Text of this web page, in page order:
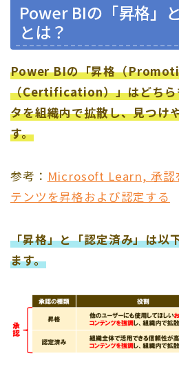
Power BIの「昇格」
とは？
Power BIの「昇格（
（Certification）」はどちら
タを組織内で拡散し、見つけ
す。
参考： Microsoft Learn, 承認
テンツを昇格および認定する
「昇格」と「認定済み」は以
ます。